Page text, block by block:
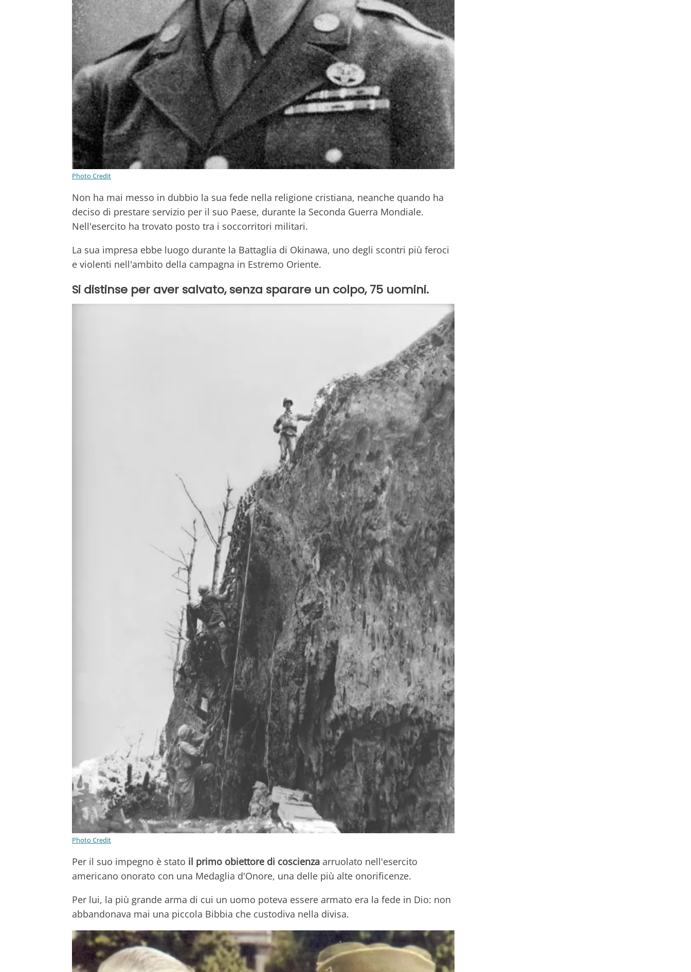
Photo Credit
Non ha mai messo in dubbio la sua fede nella religione cristiana, neanche quando ha
deciso di prestare servizio per il suo Paese, durante la Seconda Guerra Mondiale.
Nell'esercito ha trovato posto tra i soccorritori militari.
La sua impresa ebbe luogo durante la Battaglia di Okinawa, uno degli scontri più feroci
e violenti nell'ambito della campagna in Estremo Oriente.
Si distinse per aver salvato, senza sparare un colpo, 75 uomini.
Photo Credit
Per il suo impegno è stato il primo obiettore di coscienza arruolato nell'esercito
americano onorato con una Medaglia d'Onore, una delle più alte onorificenze.
Per lui, la più grande arma di cui un uomo poteva essere armato era la fede in Dio: non
abbandonava mai una piccola Bibbia che custodiva nella divisa.